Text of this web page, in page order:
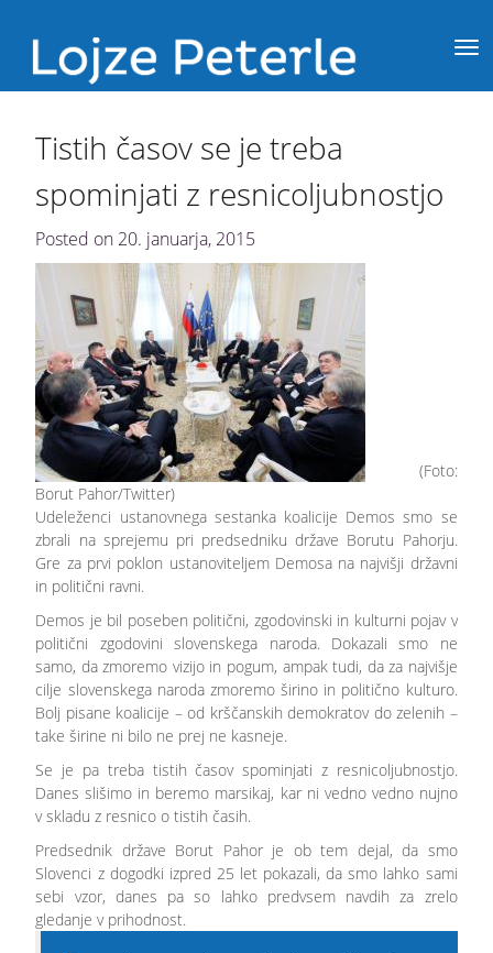
Tistih časov se je treba
spominjati z resnicoljubnostjo
Posted on 20. januarja, 2015
(Foto:
Borut Pahor/Twitter)
Udeleženci ustanovnega sestanka koalicije Demos smo se
zbrali na sprejemu pri predsedniku države Borutu Pahorju.
Gre za prvi poklon ustanoviteljem Demosa na najvišji državni
in politični ravni.
Demos je bil poseben politični, zgodovinski in kulturni pojav v
politični zgodovini slovenskega naroda. Dokazali smo ne
samo, da zmoremo vizijo in pogum, ampak tudi, da za najvišje
cilje slovenskega naroda zmoremo širino in politično kulturo.
Bolj pisane koalicije – od krščanskih demokratov do zelenih –
take širine ni bilo ne prej ne kasneje.
Se je pa treba tistih časov spominjati z resnicoljubnostjo.
Danes slišimo in beremo marsikaj, kar ni vedno vedno nujno
v skladu z resnico o tistih časih.
Predsednik države Borut Pahor je ob tem dejal, da smo
Slovenci z dogodki izpred 25 let pokazali, da smo lahko sami
sebi vzor, danes pa so lahko predvsem navdih za zrelo
gledanje v prihodnost.